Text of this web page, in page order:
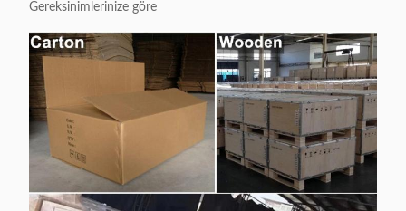
Gereksinimlerinize göre